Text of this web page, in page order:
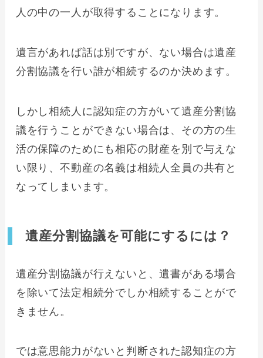
人の中の一人が取得することになります。
遺言があれば話は別ですが、ない場合は遺産
分割協議を行い誰が相続するのか決めます。
しかし相続人に認知症の方がいて遺産分割協
議を行うことができない場合は、その方の生
活の保障のためにも相応の財産を別で与えな
い限り、不動産の名義は相続人全員の共有と
なってしまいます。
遺産分割協議を可能にするには？
遺産分割協議が行えないと、遺書がある場合
を除いて法定相続分でしか相続することがで
きません。
では意思能力がないと判断された認知症の方